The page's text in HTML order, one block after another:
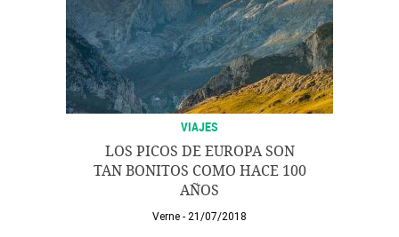
VIAJES
LOS PICOS DE EUROPA SON
TAN BONITOS COMO HACE 100
AÑOS
Verne 21/07/2018